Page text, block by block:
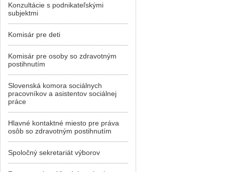
Konzultácie s podnikateľskými
subjektmi
Komisár pre deti
Komisár pre osoby so zdravotným
postihnutím
Slovenská komora sociálnych
pracovníkov a asistentov sociálnej
práce
Hlavné kontaktné miesto pre práva
osôb so zdravotným postihnutím
Spoločný sekretariát výborov